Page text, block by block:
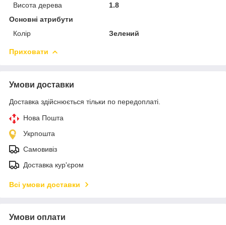
Висота дерева
1.8
Основні атрибути
Колір
Зелений
Приховати
Умови доставки
Доставка здійснюється тільки по передоплаті.
Нова Пошта
Укрпошта
Самовивіз
Доставка кур'єром
Всі умови доставки
Умови оплати